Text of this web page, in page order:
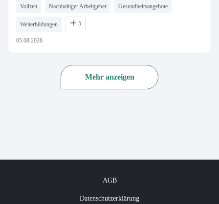
Vollzeit Nachhaltiger Arbeitgeber Gesundheitsangebote
Weiterbildungen 5
05.08.2026
Mehr anzeigen
AGB
Datenschutzerklärung